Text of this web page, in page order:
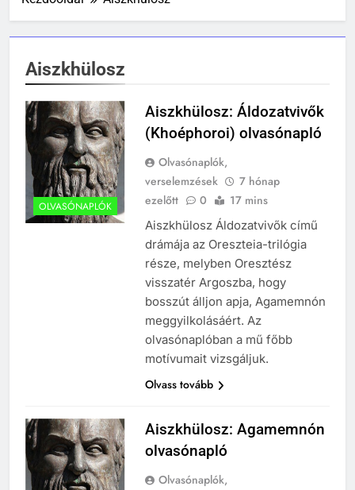
Aiszkhülosz
OLVASÓNAPLÓK
Aiszkhülosz: Áldozatvivők
(Khoéphoroi) olvasónapló
Olvasónaplók,
verselemzések
7 hónap
ezelőtt
0 17 mins
Aiszkhülosz Áldozatvivők című
drámája az Oreszteia-trilógia
része, melyben Oresztész
visszatér Argoszba, hogy
bosszút álljon apja, Agamemnón
meggyilkolásáért. Az
olvasónaplóban a mű főbb
motívumait vizsgáljuk.
Olvass tovább
Aiszkhülosz: Agamemnón
olvasónapló
Olvasónaplók,